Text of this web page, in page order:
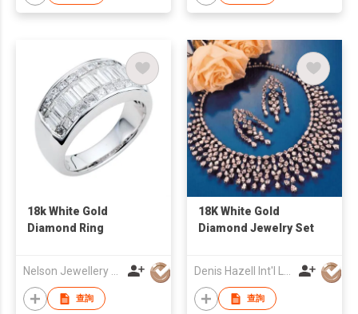
18k White Gold
Diamond Ring
Nelson Jewellery Arts Co., Ltd.
查詢
18K White Gold
Diamond Jewelry Set
Denis Hazell Int'l Ltd
查詢